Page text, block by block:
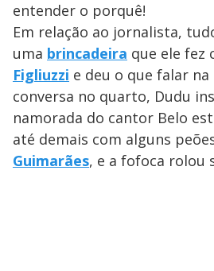
entender o porquê!
Em relação ao jornalista,
uma brincadeira que ele fez
Figliuzzi e deu o que falar na
conversa no quarto, Dudu
namorada do cantor Belo
até demais com alguns
Guimarães, e a fofoca rolou